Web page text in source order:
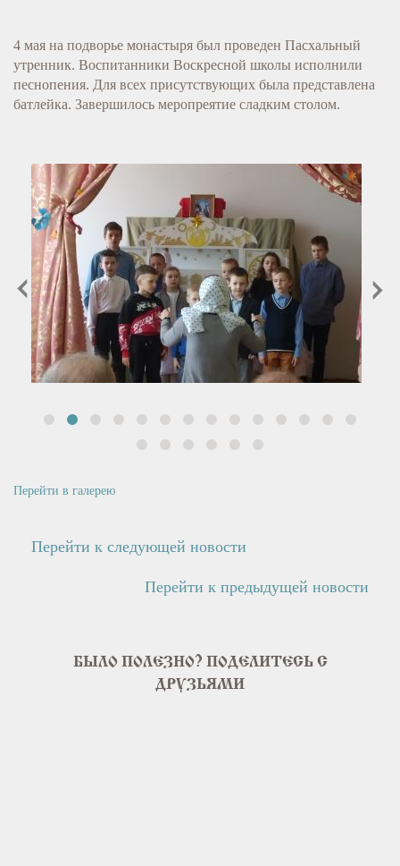
4 мая на подворье монастыря был проведен Пасхальный
утренник. Воспитанники Воскресной школы исполнили
песнопения. Для всех присутствующих была представлена
батлейка. Завершилось меропреятие сладким столом.
prev
next
Перейти в галерею
Перейти к следующей новости
Перейти к предыдущей новости
БЫЛО ПОЛЕЗНО? ПОДЕЛИТЕСЬ С
ДРУЗЬЯМИ